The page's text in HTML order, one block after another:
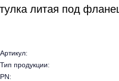
литая под
Артикул:
Тип продукции:
PN: